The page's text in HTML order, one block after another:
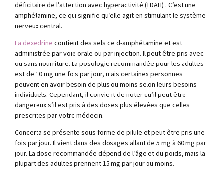
déficitaire de l’attention avec hyperactivité (TDAH) . C’est une
amphétamine, ce qui signifie qu’elle agit en stimulant le système
nerveux central.
La dexedrine contient des sels de d-amphétamine et est
administrée par voie orale ou par injection. Il peut être pris avec
ou sans nourriture. La posologie recommandée pour les adultes
est de 10 mg une fois par jour, mais certaines personnes
peuvent en avoir besoin de plus ou moins selon leurs besoins
individuels. Cependant, il convient de noter qu’il peut être
dangereux s’il est pris à des doses plus élevées que celles
prescrites par votre médecin.
Concerta se présente sous forme de pilule et peut être pris une
fois par jour. Il vient dans des dosages allant de 5 mg à 60 mg par
jour. La dose recommandée dépend de l’âge et du poids, mais la
plupart des adultes prennent 15 mg par jour ou moins.